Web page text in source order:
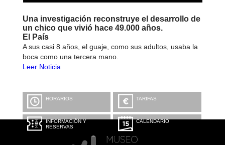
Una investigación reconstruye el desarrollo de
un chico que vivió hace 49.000 años.
El País
A sus casi 8 años, el guaje, como sus adultos, usaba la
boca como una tercera mano.
Leer Noticia
HORARIOS TARIFAS
INFORMACIÓN Y
RESERVAS
CALENDARIO